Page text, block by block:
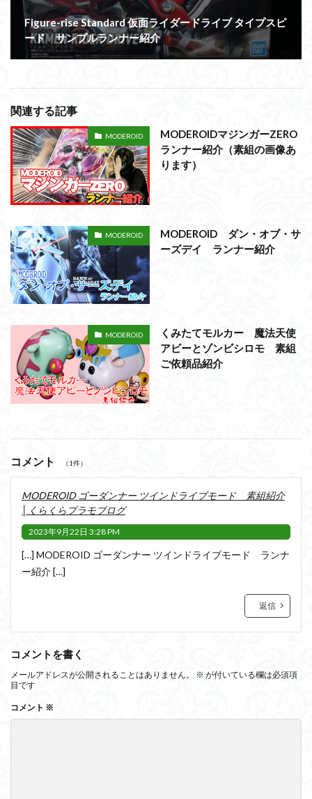
Figure-rise Standard 仮面ライダードライブ タイプスピ
ード サンプルランナー紹介
関連する記事
MODEROID
MODEROIDマジンガーZERO
ランナー紹介（素組の画像あ
ります）
MODEROID
MODEROID ダン・オブ・サ
ーズデイ ランナー紹介
MODEROID
くみたてモルカー 魔法天使
アビーとゾンビシロモ 素組
ご依頼品紹介
コメント （1件）
MODEROID ゴーダンナー ツインドライブモード 素組紹介
│くらくらプラモブログ
2023年9月22日 3:28 PM
[…] MODEROID ゴーダンナー ツインドライブモード ランナ
ー紹介 […]
返信
コメントを書く
メールアドレスが公開されることはありません。 ※ が付いている欄は必須項
目です
コメント ※